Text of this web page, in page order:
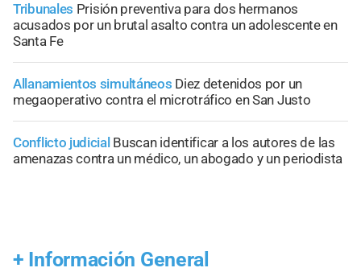
Tribunales Prisión preventiva para dos hermanos
acusados por un brutal asalto contra un adolescente en
Santa Fe
Allanamientos simultáneos Diez detenidos por un
megaoperativo contra el microtráfico en San Justo
Conflicto judicial Buscan identificar a los autores de las
amenazas contra un médico, un abogado y un periodista
+ Información General